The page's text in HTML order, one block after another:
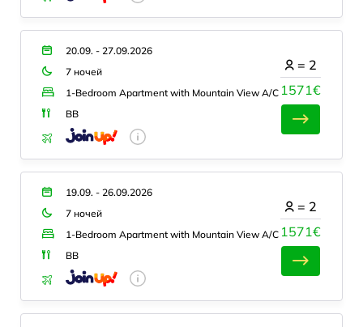
20.09. - 27.09.2026
7 ночей
1-Bedroom Apartment with Mountain View A/C
BB
1571€
= 2
19.09. - 26.09.2026
7 ночей
1-Bedroom Apartment with Mountain View A/C
BB
1571€
= 2